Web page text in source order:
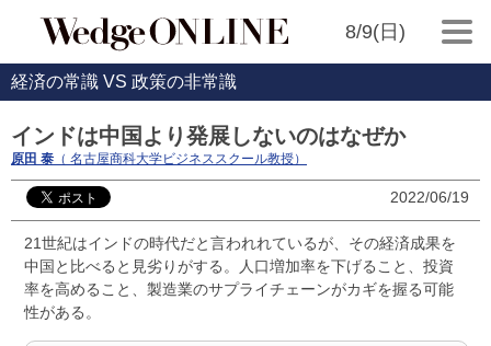
8/9(日)
経済の常識 VS 政策の非常識
インドは中国より発展しないのはなぜか
原田 泰 （ 名古屋商科大学ビジネススクール教授）
2022/06/19
21世紀はインドの時代だと言われれているが、その経済成果を
中国と比べると見劣りがする。人口増加率を下げること、投資
率を高めること、製造業のサプライチェーンがカギを握る可能
性がある。